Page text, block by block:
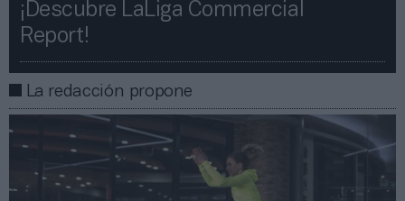
¡Descubre LaLiga Commercial
Report!​​
La redacción propone